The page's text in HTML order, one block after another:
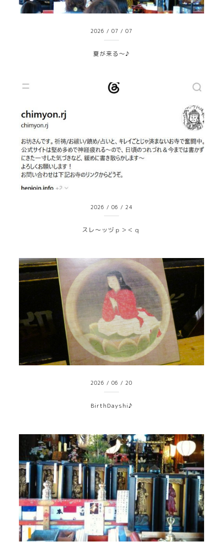
2026 / 07 / 07
夏が来る～♪
2026 / 06 / 24
スレ～ッヅｐ＞＜ｑ
2026 / 06 / 20
BirthDayshi♪